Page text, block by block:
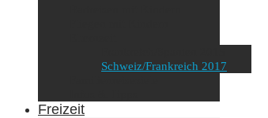
Schweiz/Frankreich 2017
Freizeit